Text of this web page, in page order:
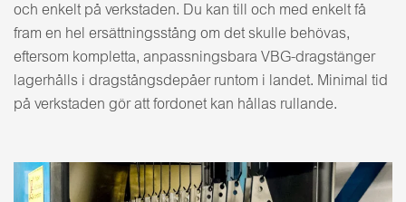
och enkelt på verkstaden. Du kan till och med enkelt få
fram en hel ersättningsstång om det skulle behövas,
eftersom kompletta, anpassningsbara VBG-dragstänger
lagerhålls i dragstångsdepåer runtom i landet. Minimal tid
på verkstaden gör att fordonet kan hållas rullande.